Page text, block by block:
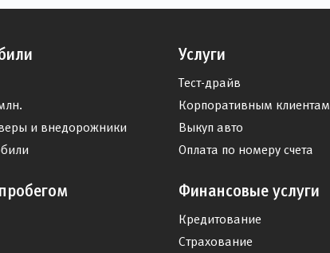
и внедорожники
Услуги
Тест-драйв
Корпоративным клиентам
Выкуп авто
Оплата по номеру счета
Финансовые услуги
Кредитование
Страхование